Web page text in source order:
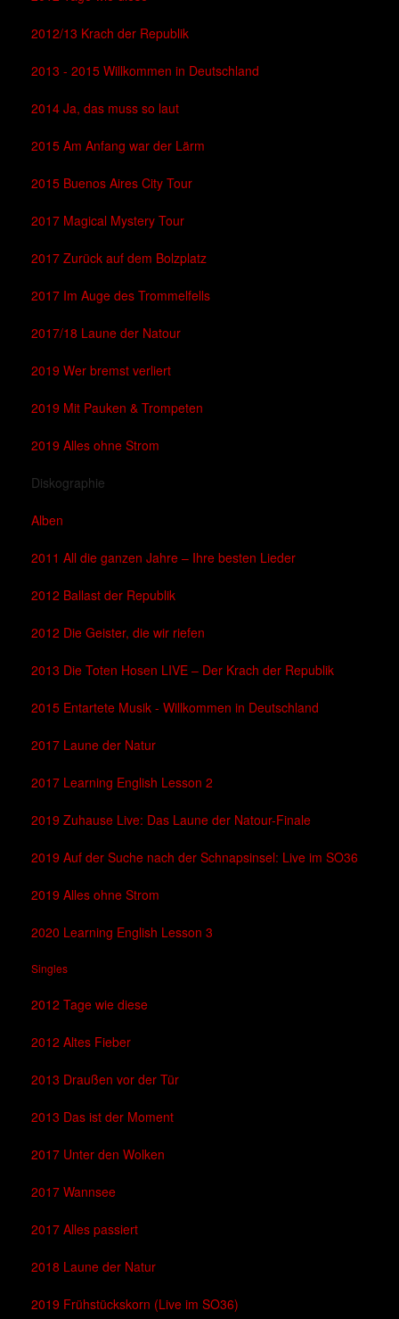
2012/13 Krach der Republik
2013 - 2015 Willkommen in Deutschland
2014 Ja, das muss so laut
2015 Am Anfang war der Lärm
2015 Buenos Aires City Tour
2017 Magical Mystery Tour
2017 Zurück auf dem Bolzplatz
2017 Im Auge des Trommelfells
2017/18 Laune der Natour
2019 Wer bremst verliert
2019 Mit Pauken & Trompeten
2019 Alles ohne Strom
Diskographie
Alben
2011 All die ganzen Jahre – Ihre besten Lieder
2012 Ballast der Republik
2012 Die Geister, die wir riefen
2013 Die Toten Hosen LIVE – Der Krach der Republik
2015 Entartete Musik - Willkommen in Deutschland
2017 Laune der Natur
2017 Learning English Lesson 2
2019 Zuhause Live: Das Laune der Natour-Finale
2019 Auf der Suche nach der Schnapsinsel: Live im SO36
2019 Alles ohne Strom
2020 Learning English Lesson 3
Singles
2012 Tage wie diese
2012 Altes Fieber
2013 Draußen vor der Tür
2013 Das ist der Moment
2017 Unter den Wolken
2017 Wannsee
2017 Alles passiert
2018 Laune der Natur
2019 Frühstückskorn (Live im SO36)